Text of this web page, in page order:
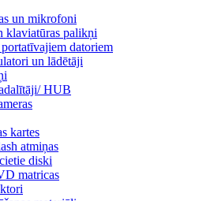
un mikrofoni
klaviatūras palikņi
portatīvajiem datoriem
un lādētāji
HUB
kartes
atmiņas
diski
matricas